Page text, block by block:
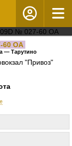
60 ОА
— Тарутино
"Привоз"